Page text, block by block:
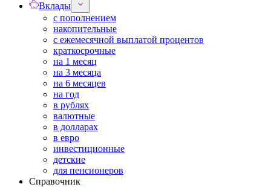
Вклады
с пополнением
накопительные
с ежемесячной выплатой процентов
краткосрочные
на 1 месяц
на 3 месяца
на 6 месяцев
на год
в рублях
валютные
в долларах
в евро
инвестиционные
детские
для пенсионеров
Справочник